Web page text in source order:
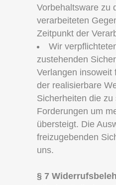
Vorbehaltsware zu
verarbeiteten
Zeitpunkt der
Wir
zustehenden
Verlangen insoweit
der realisierbare
Sicherheiten die zu
Forderungen um
übersteigt. Die
freizugebenden
uns.
§ 7